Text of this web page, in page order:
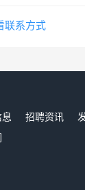
联系方式
招聘资讯